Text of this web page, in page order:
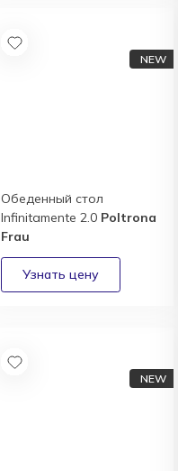
Обеденный стол
Infinitamente 2.0 Poltrona
Frau